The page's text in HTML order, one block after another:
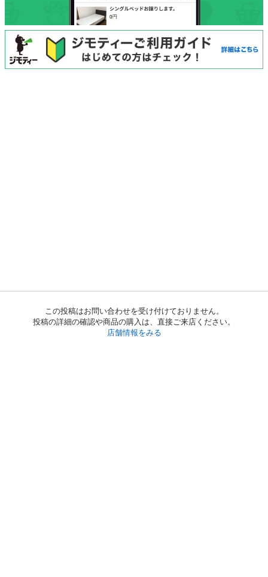
この投稿はお問い合わせを受け付けておりません。
投稿の詳細の確認や商品の購入は、直接ご来店ください。
店舗情報をみる